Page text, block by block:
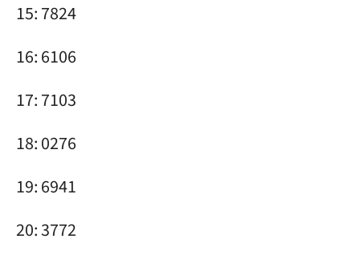
15: 7824
16: 6106
17: 7103
18: 0276
19: 6941
20: 3772